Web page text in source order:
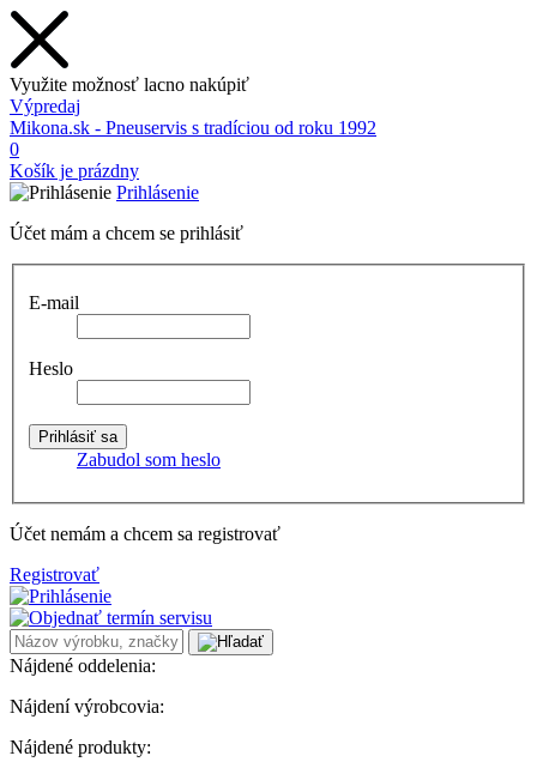
Využite možnosť lacno nakúpiť
Výpredaj
Mikona.sk - Pneuservis s tradíciou od roku 1992
0
Košík je prázdny
Prihlásenie
Účet mám a chcem se prihlásiť
E-mail
Heslo
Zabudol som heslo
Účet nemám a chcem sa registrovať
Registrovať
Nájdené oddelenia:
Nájdení výrobcovia:
Nájdené produkty: